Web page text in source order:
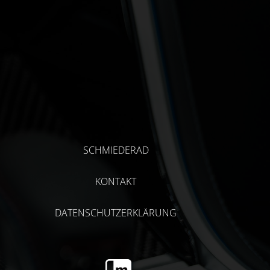
SCHMIEDERAD
KONTAKT
DATENSCHUTZERKLÄRUNG